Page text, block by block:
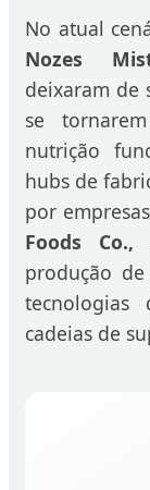
No atual
Nozes
deixaram de
se
nutrição
hubs de
por
Foods Co.,
produção
tecnologias
cadeias de